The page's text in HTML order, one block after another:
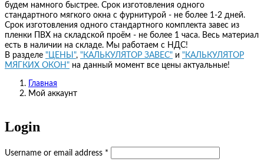
будем намного быстрее. Срок изготовления одного
стандартного мягкого окна с фурнитурой - не более 1-2 дней.
Срок изготовления одного стандартного комплекта завес из
пленки ПВХ на складской проём - не более 1 часа. Весь материал
есть в наличии на складе. Мы работаем с НДС!
В разделе "ЦЕНЫ", "КАЛЬКУЛЯТОР ЗАВЕС" и "КАЛЬКУЛЯТОР
МЯГКИХ ОКОН" на данный момент все цены актуальные!
Главная
Мой аккаунт
Login
Username or email address *